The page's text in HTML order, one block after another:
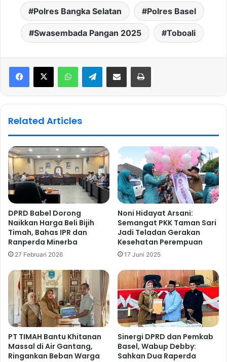
Polres Bangka Selatan Polres Basel
Swasembada Pangan 2025 Toboali
WhatsAppTelegramShare via Email Print
Related Articles
DPRD Babel Dorong
Naikkan Harga Beli Bijih
Timah, Bahas IPR dan
Ranperda Minerba
27 Februari 2026
Noni Hidayat Arsani:
Semangat PKK Taman Sari
Jadi Teladan Gerakan
Kesehatan Perempuan
17 Juni 2025
PT TIMAH Bantu Khitanan
Massal di Air Gantang,
Ringankan Beban Warga
Sinergi DPRD dan Pemkab
Basel, Wabup Debby:
Sahkan Dua Raperda